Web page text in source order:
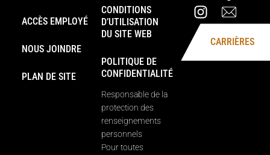
ACCÈS EMPLOYÉ
NOUS JOINDRE
PLAN DE SITE
CONDITIONS
D’UTILISATION
DU SITE WEB
POLITIQUE DE
CONFIDENTIALITÉ
Responsable de la
protection des
renseignements
personnels
Pour toutes
CARRIÈRES